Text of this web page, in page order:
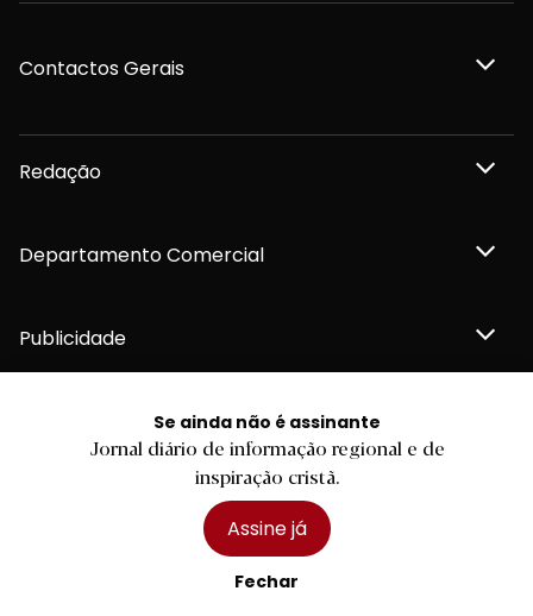
Se ainda não é assinante
Jornal diário de informação regional e de
inspiração cristã.
Assine já
Fechar
Contactos Gerais
Redação
Departamento Comercial
Publicidade
Privacidade e Cookies
Declaração de compromisso FSC®
Política de Confidencialidade
2026 Diário do Minho, Lda. © Todos os direitos reservados